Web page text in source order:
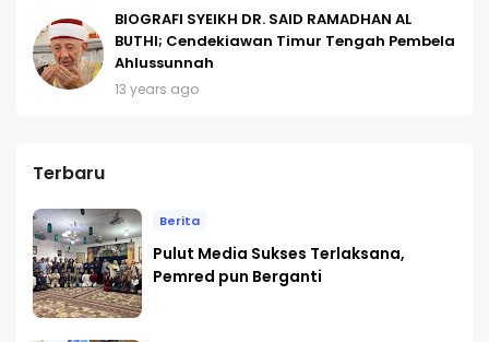
BIOGRAFI SYEIKH DR. SAID RAMADHAN AL
BUTHI; Cendekiawan Timur Tengah Pembela
Ahlussunnah
13 years ago
Terbaru
Berita
Pulut Media Sukses Terlaksana,
Pemred pun Berganti